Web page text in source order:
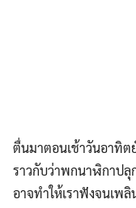
ตื่นมาตอนเช้าวันอาทิต
ราวกับว่าพกนาฬิกาปลุ
อาจทำให้เราฟังจนเพ